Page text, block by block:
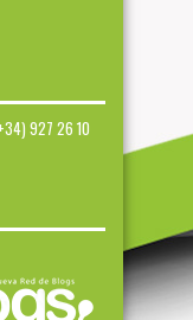
927 26 10